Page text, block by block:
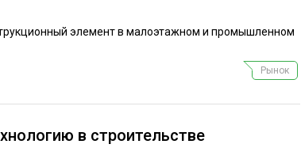
элемент в малоэтажном и промышленном
Рынок
в строительстве